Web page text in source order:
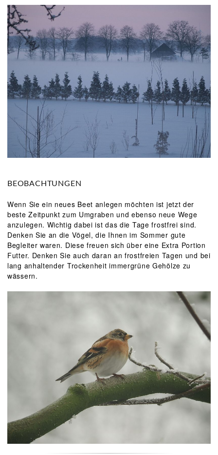
BEOBACHTUNGEN
Wenn Sie ein neues Beet anlegen möchten ist jetzt der
beste Zeitpunkt zum Umgraben und ebenso neue Wege
anzulegen. Wichtig dabei ist das die Tage frostfrei sind.
Denken Sie an die Vögel, die Ihnen im Sommer gute
Begleiter waren. Diese freuen sich über eine Extra Portion
Futter. Denken Sie auch daran an frostfreien Tagen und bei
lang anhaltender Trockenheit immergrüne Gehölze zu
wässern.